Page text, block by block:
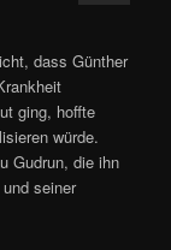
dass Günther
ging, hoffte
würde.
Gudrun, die ihn
seiner